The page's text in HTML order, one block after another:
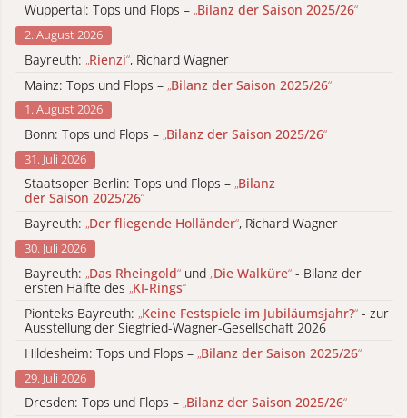
Wuppertal: Tops und Flops – „Bilanz der Saison 2025/26“
2. August 2026
Bayreuth: „Rienzi“, Richard Wagner
Mainz: Tops und Flops – „Bilanz der Saison 2025/26“
1. August 2026
Bonn: Tops und Flops – „Bilanz der Saison 2025/26“
31. Juli 2026
Staatsoper Berlin: Tops und Flops – „Bilanz
der Saison 2025/26“
Bayreuth: „Der fliegende Holländer“, Richard Wagner
30. Juli 2026
Bayreuth: „Das Rheingold“ und „Die Walküre“ - Bilanz der
ersten Hälfte des „KI-Rings“
Pionteks Bayreuth: „Keine Festspiele im Jubiläumsjahr?“ - zur
Ausstellung der Siegfried-Wagner-Gesellschaft 2026
Hildesheim: Tops und Flops – „Bilanz der Saison 2025/26“
29. Juli 2026
Dresden: Tops und Flops – „Bilanz der Saison 2025/26“